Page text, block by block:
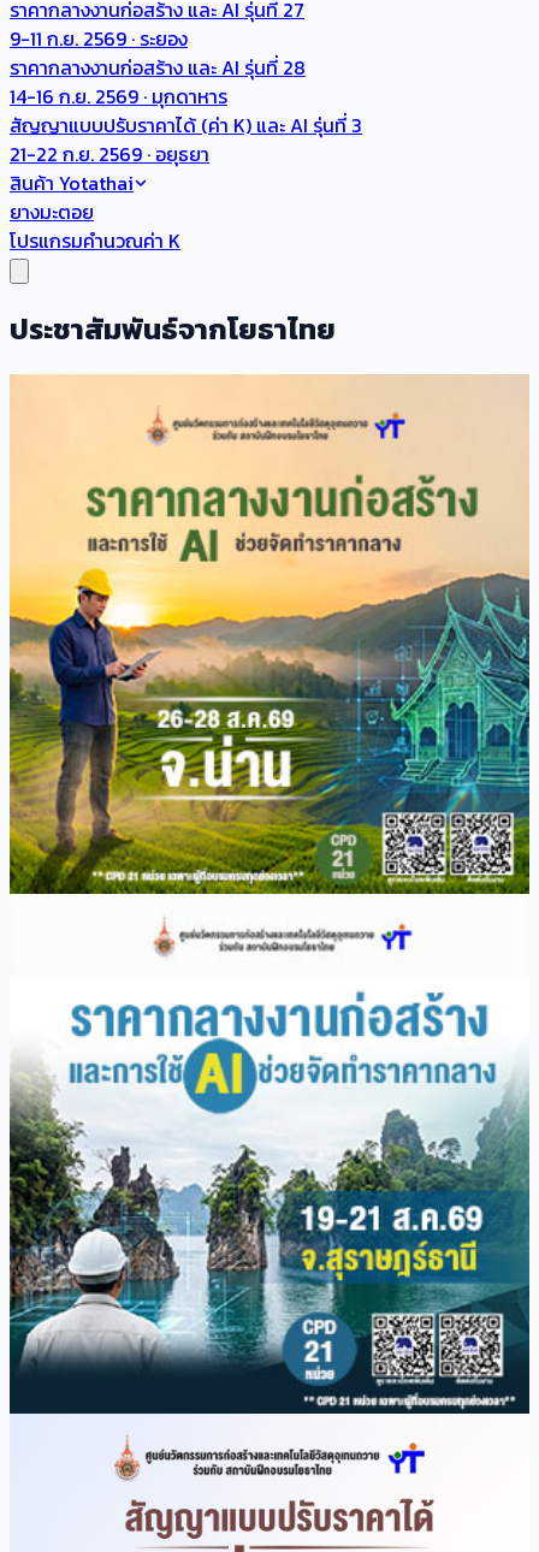
ราคากลางงานก่อสร้าง และ AI รุ่นที่ 27
9-11 ก.ย. 2569 · ระยอง
ราคากลางงานก่อสร้าง และ AI รุ่นที่ 28
14-16 ก.ย. 2569 · มุกดาหาร
สัญญาแบบปรับราคาได้ (ค่า K) และ AI รุ่นที่ 3
21-22 ก.ย. 2569 · อยุธยา
สินค้า Yotathai
ยางมะตอย
โปรแกรมคำนวณค่า K
ประชาสัมพันธ์จากโยธาไทย